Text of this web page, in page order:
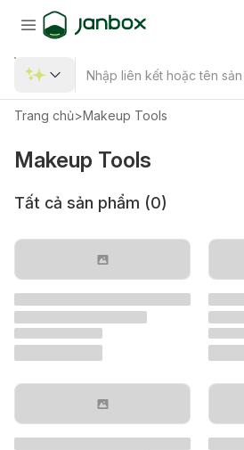
Trang chủ>Makeup Tools
Makeup Tools
Tất cả sản phẩm (0)